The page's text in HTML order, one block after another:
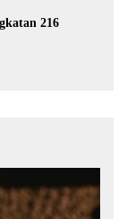
216